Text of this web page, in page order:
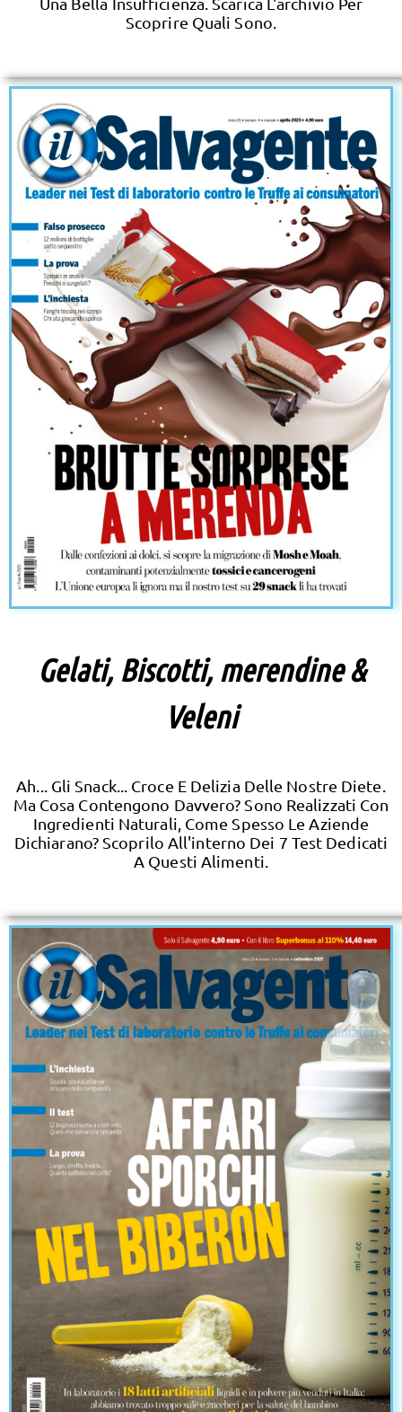
Scoprire Quali Sono.
Gelati, Biscotti, merendine &
Veleni
Ah... Gli Snack... Croce E Delizia Delle Nostre Diete.
Ma Cosa Contengono Davvero? Sono Realizzati Con
Ingredienti Naturali, Come Spesso Le Aziende
Dichiarano? Scoprilo All'interno Dei 7 Test Dedicati
A Questi Alimenti.